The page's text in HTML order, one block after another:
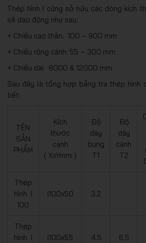
Thép hình I cũng sở hữu các dòng kích
sẽ dao động như sau:
+ Chiều cao thân: 100 – 900 mm
+ Chiều rộng cánh: 55 – 300 mm
+ Chiều dài: 6000 & 12000 mm
Sau đây là tổng hợp bảng tra thép hình
tiết:
TÊN
SẢN
PHẨM
Kích
thước
cạnh
( XxYmm )
Độ
dày
bụng
T1
Độ
dày
cánh
T2
Thép
hình I
100
I100x50 3.2
Thép
hình I
I100x55 4.5 6.5